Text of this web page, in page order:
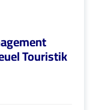
Touristik